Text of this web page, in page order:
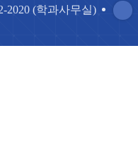
2020 (학과사무실)